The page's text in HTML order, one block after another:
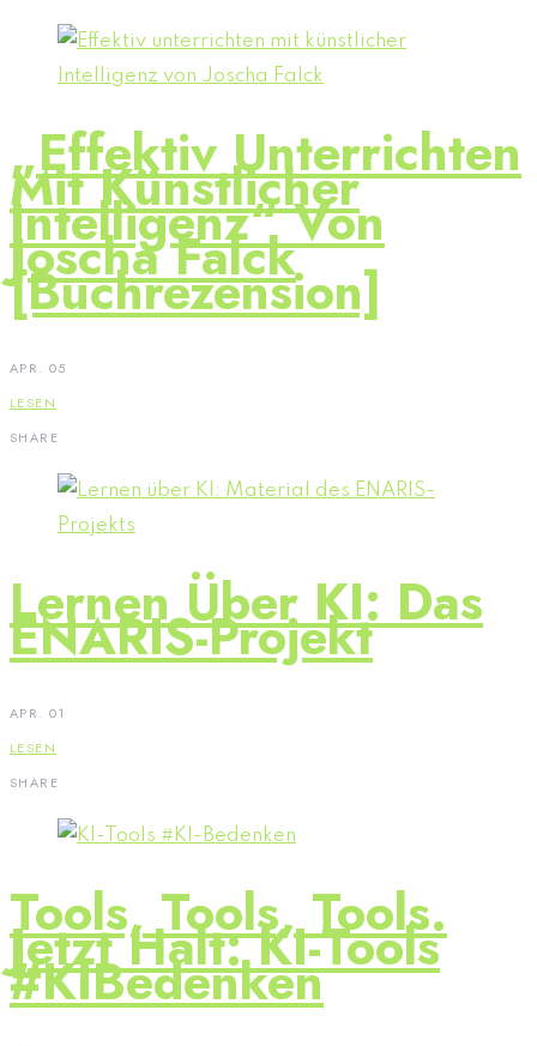
„Effektiv Unterrichten
Mit Künstlicher
Intelligenz“ Von
Joscha Falck
[Buchrezension]
APR. 05
LESEN
SHARE
Lernen Über KI: Das
ENARIS-Projekt
APR. 01
LESEN
SHARE
Tools, Tools, Tools.
Jetzt Halt: KI-Tools
#KIBedenken